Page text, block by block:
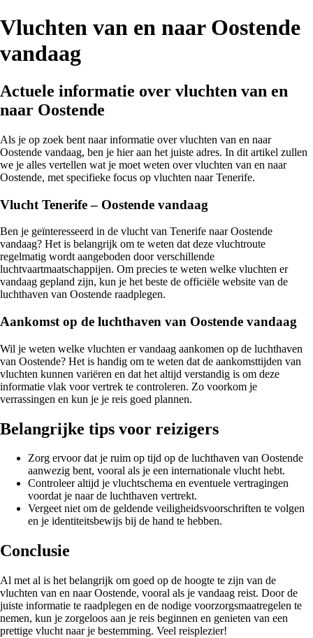
Vluchten van en naar Oostende
vandaag
Actuele informatie over vluchten van en
naar Oostende
Als je op zoek bent naar informatie over vluchten van en naar
Oostende vandaag, ben je hier aan het juiste adres. In dit artikel zullen
we je alles vertellen wat je moet weten over vluchten van en naar
Oostende, met specifieke focus op vluchten naar Tenerife.
Vlucht Tenerife – Oostende vandaag
Ben je geïnteresseerd in de vlucht van Tenerife naar Oostende
vandaag? Het is belangrijk om te weten dat deze vluchtroute
regelmatig wordt aangeboden door verschillende
luchtvaartmaatschappijen. Om precies te weten welke vluchten er
vandaag gepland zijn, kun je het beste de officiële website van de
luchthaven van Oostende raadplegen.
Aankomst op de luchthaven van Oostende vandaag
Wil je weten welke vluchten er vandaag aankomen op de luchthaven
van Oostende? Het is handig om te weten dat de aankomsttijden van
vluchten kunnen variëren en dat het altijd verstandig is om deze
informatie vlak voor vertrek te controleren. Zo voorkom je
verrassingen en kun je je reis goed plannen.
Belangrijke tips voor reizigers
Zorg ervoor dat je ruim op tijd op de luchthaven van Oostende
aanwezig bent, vooral als je een internationale vlucht hebt.
Controleer altijd je vluchtschema en eventuele vertragingen
voordat je naar de luchthaven vertrekt.
Vergeet niet om de geldende veiligheidsvoorschriften te volgen
en je identiteitsbewijs bij de hand te hebben.
Conclusie
Al met al is het belangrijk om goed op de hoogte te zijn van de
vluchten van en naar Oostende, vooral als je vandaag reist. Door de
juiste informatie te raadplegen en de nodige voorzorgsmaatregelen te
nemen, kun je zorgeloos aan je reis beginnen en genieten van een
prettige vlucht naar je bestemming. Veel reisplezier!